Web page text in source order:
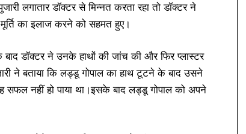
लगातार डॉक्टर से मिन्नत करता रहा तो डॉक्टर ने
का इलाज करने को सहमत हुए।
डॉक्टर ने उनके हाथों की जांच की और फिर प्लास्टर
ने बताया कि लड्डू गोपाल का हाथ टूटने के बाद उसने
नहीं हो पाया था।इसके बाद लड्डू गोपाल को अपने